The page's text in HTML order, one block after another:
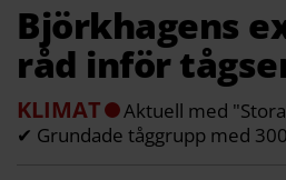
Björkhagens
råd inför
KLIMAT
Aktuell med
✔ Grundade tåggrupp med